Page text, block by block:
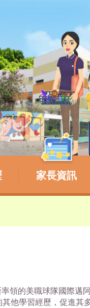
家長資訊
領的美職球隊國際邁
他學習經歷，促進其